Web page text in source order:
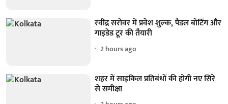
रवींद्र सरोवर में प्रवेश शुल्क, पैडल बोटिंग और
गाइडेड टूर की तैयारी
2 hours ago
शहर में साइकिल प्रतिबंधों की होगी नए सिरे
से समीक्षा